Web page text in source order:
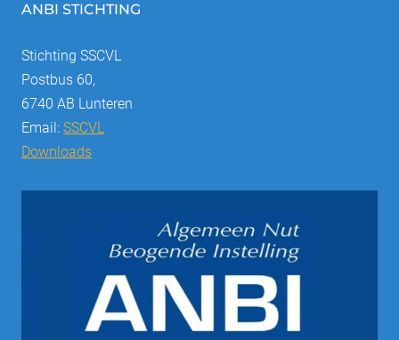
ANBI STICHTING
Stichting SSCVL
Postbus 60,
6740 AB Lunteren
Email: SSCVL
Downloads